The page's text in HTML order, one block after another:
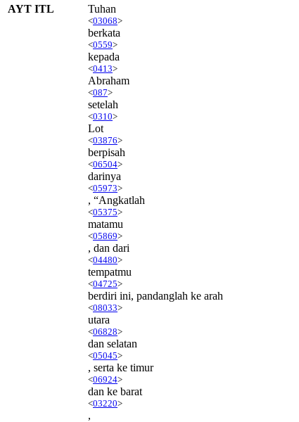
AYT ITL
Tuhan
<03068>
berkata
<0559>
kepada
<0413>
Abraham
<087>
setelah
<0310>
Lot
<03876>
berpisah
<06504>
darinya
<05973>
, “Angkatlah
<05375>
matamu
<05869>
, dan dari
<04480>
tempatmu
<04725>
berdiri ini, pandanglah ke arah
<08033>
utara
<06828>
dan selatan
<05045>
, serta ke timur
<06924>
dan ke barat
<03220>
,